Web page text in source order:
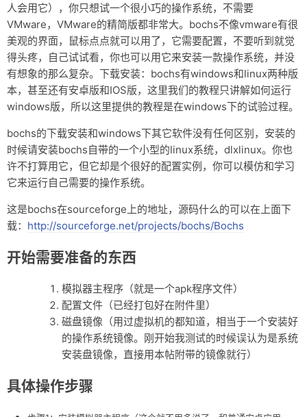
折腾
手机
前端
个人博客
废话
友情链接
人会用它），你只想试一个很小巧的操作系统，不需要
VMware，VMware的精简版都非常大。 bochs不像vmware有很
美观的界面，鼠标点点就可以用了，它需要配置，不要听到就觉
得头疼，自己试试看，你也可以用它来安装一款操作系统，并没
有想象的那么复杂。下载安装：bochs有windows和linux两种版
本，甚至还有安卓版和IOS版，这里我们的教程只讲解如何运行
windows版，所以这里提供的教程是在windows下的试验过程。
bochs的下载安装和windows下其它软件没有任何区别，安装的
时候请安装bochs自带的一个小型的linux系统，dlxlinux。你也
许不打算用它，但它却是个很好的配置实例，你可以模仿和学习
它来运行自己需要的操作系统。
这是bochs在sourceforge上的地址，源码什么的可以在上面下
载： http://sourceforge.net/projects/bochs/Bochs
开始需要准备的东西
模拟器主程序（就是一个apk程序文件）
配置文件（已经打包好在附件里）
磁盘镜像（用过虚拟机的都知道，相当于一个安装好
的操作系统镜像。刚开始我测试的时候误认为是系统
安装盘镜像，直接用本帖附带的镜像就行）
具体操作步骤